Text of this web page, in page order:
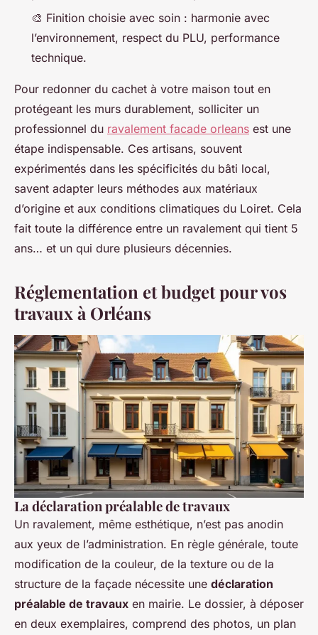
🎨 Finition choisie avec soin : harmonie avec
l’environnement, respect du PLU, performance
technique.
Pour redonner du cachet à votre maison tout en
protégeant les murs durablement, solliciter un
professionnel du ravalement facade orleans est une
étape indispensable. Ces artisans, souvent
expérimentés dans les spécificités du bâti local,
savent adapter leurs méthodes aux matériaux
d’origine et aux conditions climatiques du Loiret. Cela
fait toute la différence entre un ravalement qui tient 5
ans… et un qui dure plusieurs décennies.
Réglementation et budget pour vos
travaux à Orléans
La déclaration préalable de travaux
Un ravalement, même esthétique, n’est pas anodin
aux yeux de l’administration. En règle générale, toute
modification de la couleur, de la texture ou de la
structure de la façade nécessite une déclaration
préalable de travaux en mairie. Le dossier, à déposer
en deux exemplaires, comprend des photos, un plan